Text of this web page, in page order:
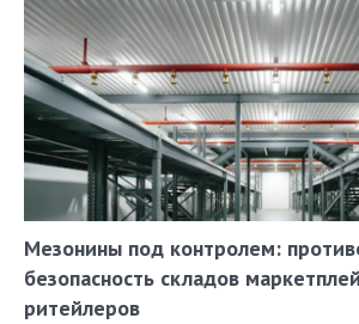
Мезонины под контролем:
безопасность складов
ритейлеров